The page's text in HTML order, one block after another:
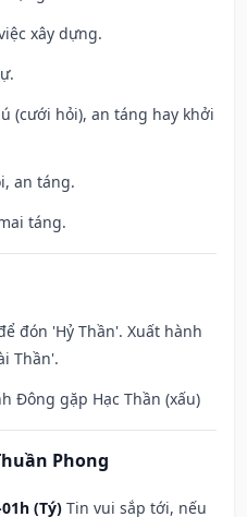
xây dựng.
(cưới hỏi), an táng hay khởi
an táng.
táng.
đón 'Hỷ Thần'. Xuất hành
Thần'.
Đông gặp Hạc Thần (xấu)
Phong
(Tý) Tin vui sắp tới, nếu